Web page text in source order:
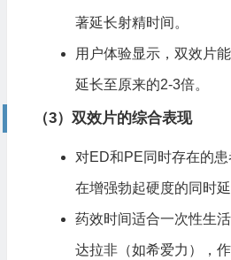
著延长射精时间。
用户体验显示，双效片
延长至原来的2-3倍。
（3）双效片的综合表现
对ED和PE同时存在的
在增强勃起硬度的同时延
药效时间适合一次性生
达拉非（如希爱力），